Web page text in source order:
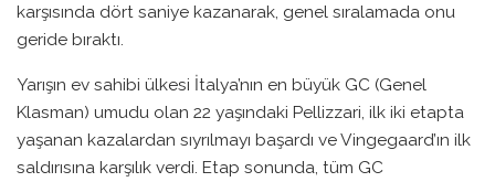
karşısında dört saniye kazanarak, genel sıralamada onu
geride bıraktı.
Yarışın ev sahibi ülkesi İtalya’nın en büyük GC (Genel
Klasman) umudu olan 22 yaşındaki Pellizzari, ilk iki etapta
yaşanan kazalardan sıyrılmayı başardı ve Vingegaard’ın ilk
saldırısına karşılık verdi. Etap sonunda, tüm GC